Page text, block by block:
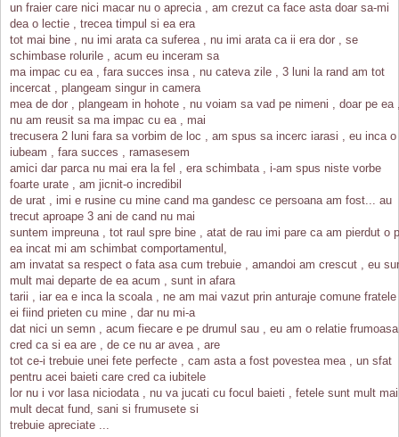
un fraier care nici macar nu o aprecia , am crezut ca face asta doar sa-mi
dea o lectie , trecea timpul si ea era
tot mai bine , nu imi arata ca suferea , nu imi arata ca ii era dor , se
schimbase rolurile , acum eu inceram sa
ma impac cu ea , fara succes insa , nu cateva zile , 3 luni la rand am tot
incercat , plangeam singur in camera
mea de dor , plangeam in hohote , nu voiam sa vad pe nimeni , doar pe ea
nu am reusit sa ma impac cu ea , mai
trecusera 2 luni fara sa vorbim de loc , am spus sa incerc iarasi , eu inca o
iubeam , fara succes , ramasesem
amici dar parca nu mai era la fel , era schimbata , i-am spus niste vorbe
foarte urate , am jicnit-o incredibil
de urat , imi e rusine cu mine cand ma gandesc ce persoana am fost... au
trecut aproape 3 ani de cand nu mai
suntem impreuna , tot raul spre bine , atat de rau imi pare ca am pierdut o
ea incat mi am schimbat comportamentul,
am invatat sa respect o fata asa cum trebuie , amandoi am crescut , eu
mult mai departe de ea acum , sunt in afara
tarii , iar ea e inca la scoala , ne am mai vazut prin anturaje comune fratele
ei fiind prieten cu mine , dar nu mi-a
dat nici un semn , acum fiecare e pe drumul sau , eu am o relatie
cred ca si ea are , de ce nu ar avea , are
tot ce-i trebuie unei fete perfecte , cam asta a fost povestea mea , un sfat
pentru acei baieti care cred ca iubitele
lor nu i vor lasa niciodata , nu va jucati cu focul baieti , fetele sunt mult mai
mult decat fund, sani si frumusete si
trebuie apreciate ...